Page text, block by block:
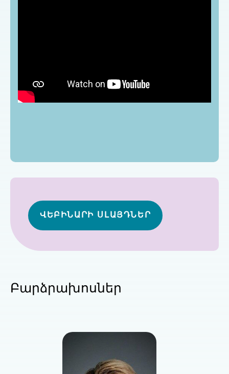
ՎԵԲԻՆԱՐԻ ՍԼԱՅԴՆԵՐ
Բարձրախոսներ